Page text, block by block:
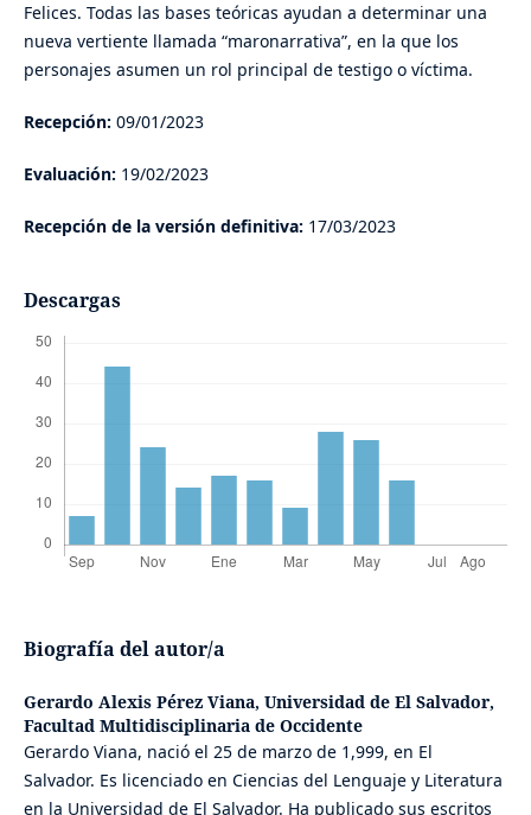
Felices. Todas las bases teóricas ayudan a determinar una
nueva vertiente llamada “maronarrativa”, en la que los
personajes asumen un rol principal de testigo o víctima.
Recepción: 09/01/2023
Evaluación: 19/02/2023
Recepción de la versión definitiva: 17/03/2023
Descargas
Biografía del autor/a
Gerardo Alexis Pérez Viana, Universidad de El Salvador,
Facultad Multidisciplinaria de Occidente
Gerardo Viana, nació el 25 de marzo de 1,999, en El
Salvador. Es licenciado en Ciencias del Lenguaje y Literatura
en la Universidad de El Salvador. Ha publicado sus escritos